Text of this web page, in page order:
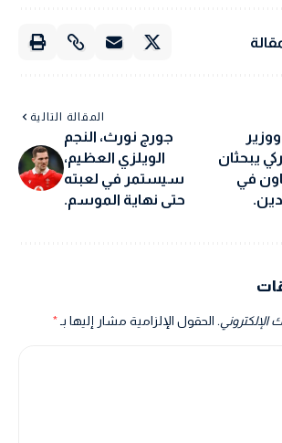
يبحثان
في
المقالة التالية
جورج نورث، النجم
الويلزي العظيم،
سيستمر في لعبته
حتى نهاية الموسم.
الحقول الإلزامية مشار إليها بـ*